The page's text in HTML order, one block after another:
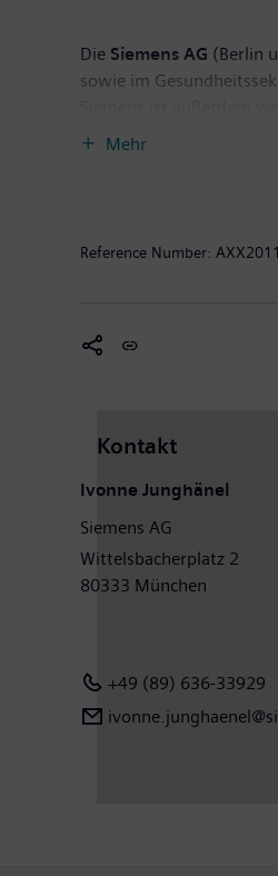
Die Siemens AG (Berlin
sowie im
grüne Produkte und
Mehr
Reference Number:
Kontakt
Ivonne Junghänel
Siemens AG
Wittelsbacherplatz 2
80333 München
+49 (89) 636-33929